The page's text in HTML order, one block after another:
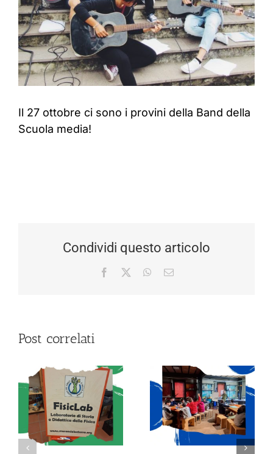
Il 27 ottobre ci sono i provini della Band della
Scuola media!
Condividi questo articolo
Facebook WhatsApp
Email
Post correlati